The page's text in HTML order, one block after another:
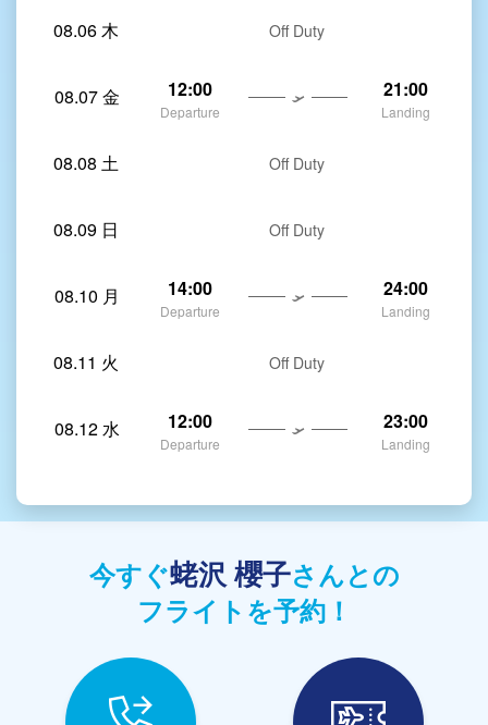
08.06 木 Off Duty
08.07 金 12:00
Departure
21:00
Landing
08.08 土 Off Duty
08.09 日 Off Duty
08.10 月 14:00
Departure
24:00
Landing
08.11 火 Off Duty
08.12 水 12:00
Departure
23:00
Landing
今すぐ蛯沢 櫻子さんとの
フライトを予約！